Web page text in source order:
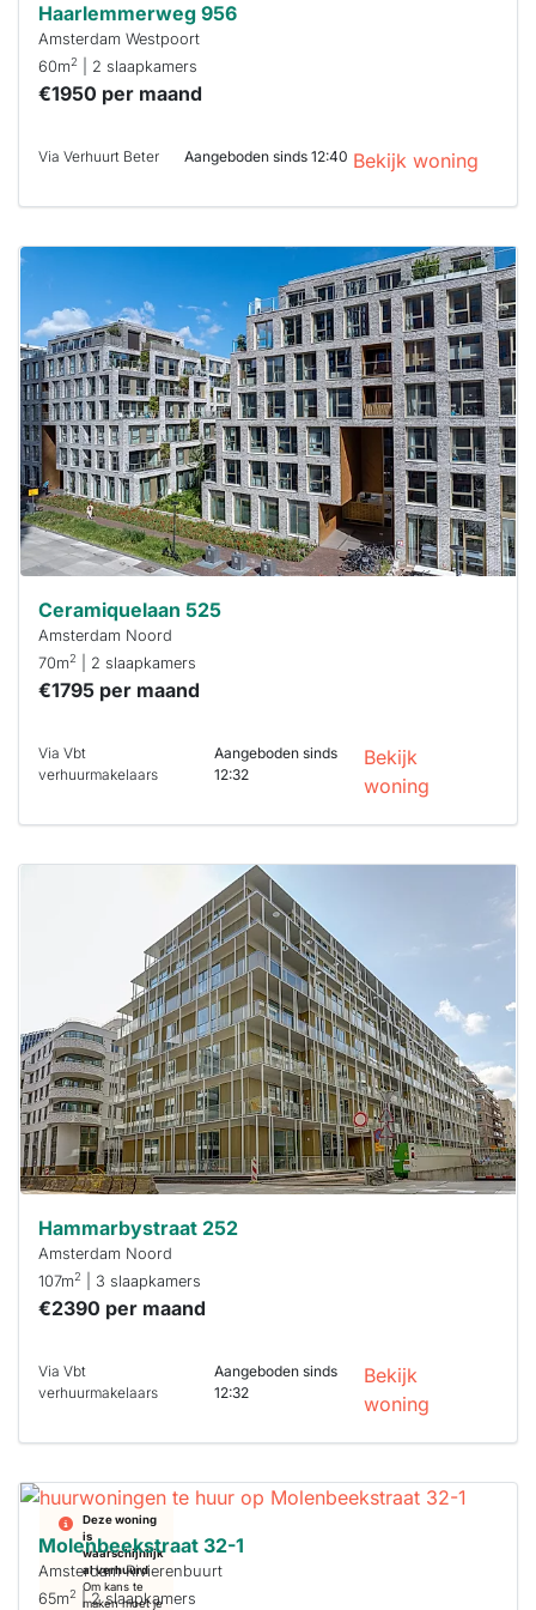
Haarlemmerweg 956
Amsterdam Westpoort
60m2 | 2 slaapkamers
€1950 per maand
Via Verhuurt Beter Aangeboden sinds 12:40 Bekijk woning
waarschijnlijk
al verhuurd
Om kans te
maken moet je
binnen 15
minuten
reageren.
Stekkies helpt
je hierbij!
Ceramiquelaan 525
Amsterdam Noord
70m2 | 2 slaapkamers
€1795 per maand
Via Vbt
verhuurmakelaars
Aangeboden sinds
12:32
Bekijk
woning
waarschijnlijk
al verhuurd
Om kans te
maken moet je
binnen 15
minuten
reageren.
Stekkies helpt
je hierbij!
Hammarbystraat 252
Amsterdam Noord
107m2 | 3 slaapkamers
€2390 per maand
Via Vbt
verhuurmakelaars
Aangeboden sinds
12:32
Bekijk
woning
Deze woning
is
waarschijnlijk
al verhuurd
Om kans te
maken moet je
Molenbeekstraat 32-1
Amsterdam Rivierenbuurt
65m2 | 2 slaapkamers